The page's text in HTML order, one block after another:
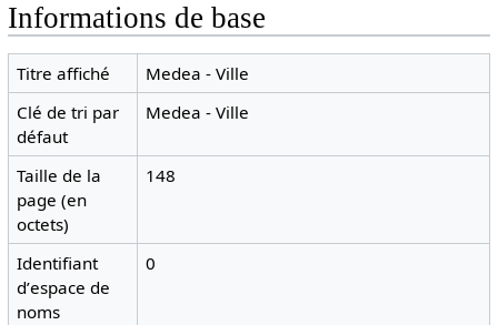
Informations de base
Titre affiché
Medea - Ville
Clé de tri par
défaut
Medea - Ville
Taille de la
page (en
octets)
148
Identifiant
dʼespace de
noms
0